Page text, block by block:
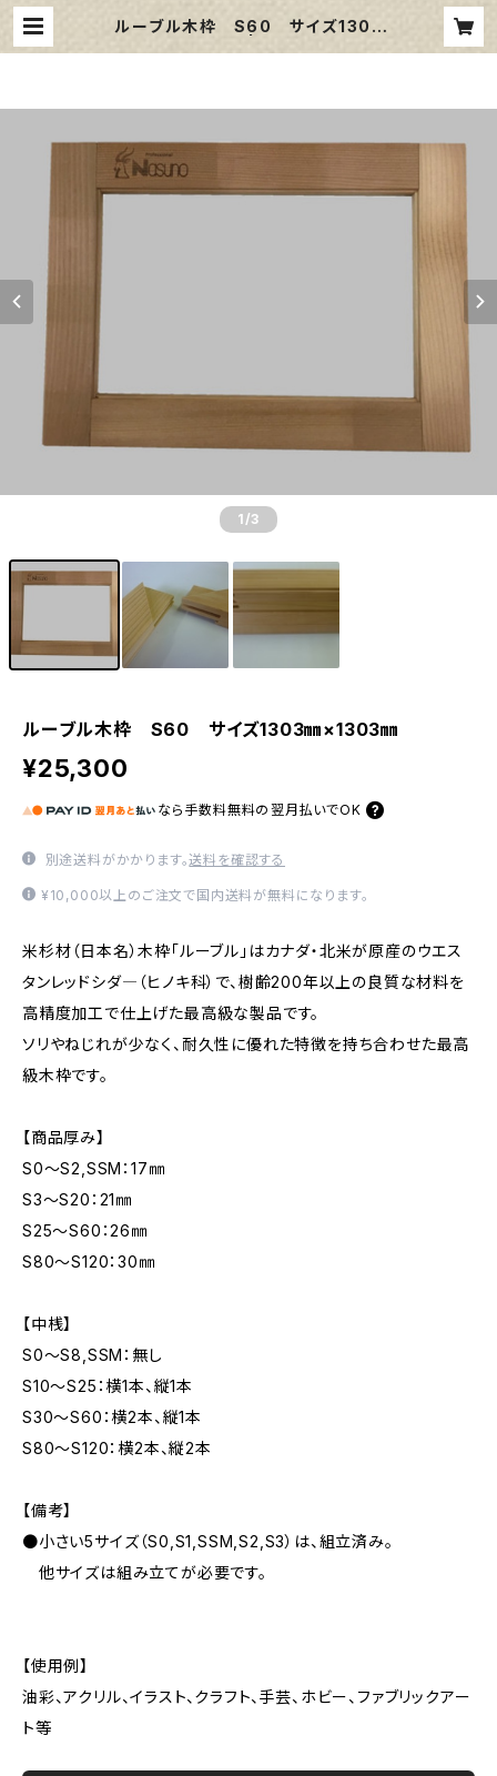
ルーブル木枠 S60 サイズ1303
1 /3
ルーブル木枠 S60 サイズ1303㎜×1303㎜
¥25,300
なら 手数料無料の 翌月払いでOK
別途送料がかかります。送料を確認する
¥10,000以上のご注文で国内送料が無料になります。
米杉材（日本名）木枠「ルーブル」はカナダ・北米が原産のウエス
タンレッドシダ―（ヒノキ科）で、樹齢200年以上の良質な材料を
高精度加工で仕上げた最高級な製品です。
ソリやねじれが少なく、耐久性に優れた特徴を持ち合わせた最高
級木枠です。
【商品厚み】
S0～S2,SSM：17㎜
S3～S20：21㎜
S25～S60：26㎜
S80～S120：30㎜
【中桟】
S0～S8,SSM：無し
S10～S25：横1本、縦1本
S30～S60：横2本、縦1本
S80～S120：横2本、縦2本
【備考】
●小さい5サイズ（S0,S1,SSM,S2,S3）は、組立済み。
他サイズは組み立てが必要です。
【使用例】
油彩、アクリル、イラスト、クラフト、手芸、ホビー、ファブリックアー
ト等